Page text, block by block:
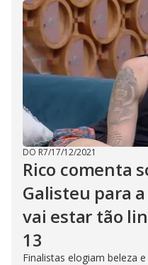
DO R7/17/12/2021
Rico comenta
Galisteu para
vai estar tão
13
Finalistas elogiam beleza